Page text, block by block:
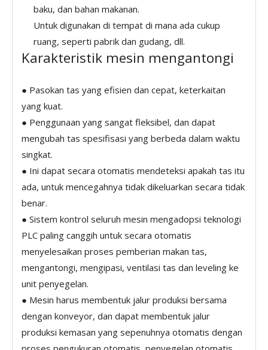
baku, dan bahan makanan.
Untuk digunakan di tempat di mana ada cukup
ruang, seperti pabrik dan gudang, dll.
Karakteristik mesin mengantongi
● Pasokan tas yang efisien dan cepat, keterkaitan
yang kuat.
● Penggunaan yang sangat fleksibel, dan dapat
mengubah tas spesifisasi yang berbeda dalam waktu
singkat.
● Ini dapat secara otomatis mendeteksi apakah tas itu
ada, untuk mencegahnya tidak dikeluarkan secara tidak
benar.
● Sistem kontrol seluruh mesin mengadopsi teknologi
PLC paling canggih untuk secara otomatis
menyelesaikan proses pemberian makan tas,
mengantongi, mengipasi, ventilasi tas dan leveling ke
unit penyegelan.
● Mesin harus membentuk jalur produksi bersama
dengan konveyor, dan dapat membentuk jalur
produksi kemasan yang sepenuhnya otomatis dengan